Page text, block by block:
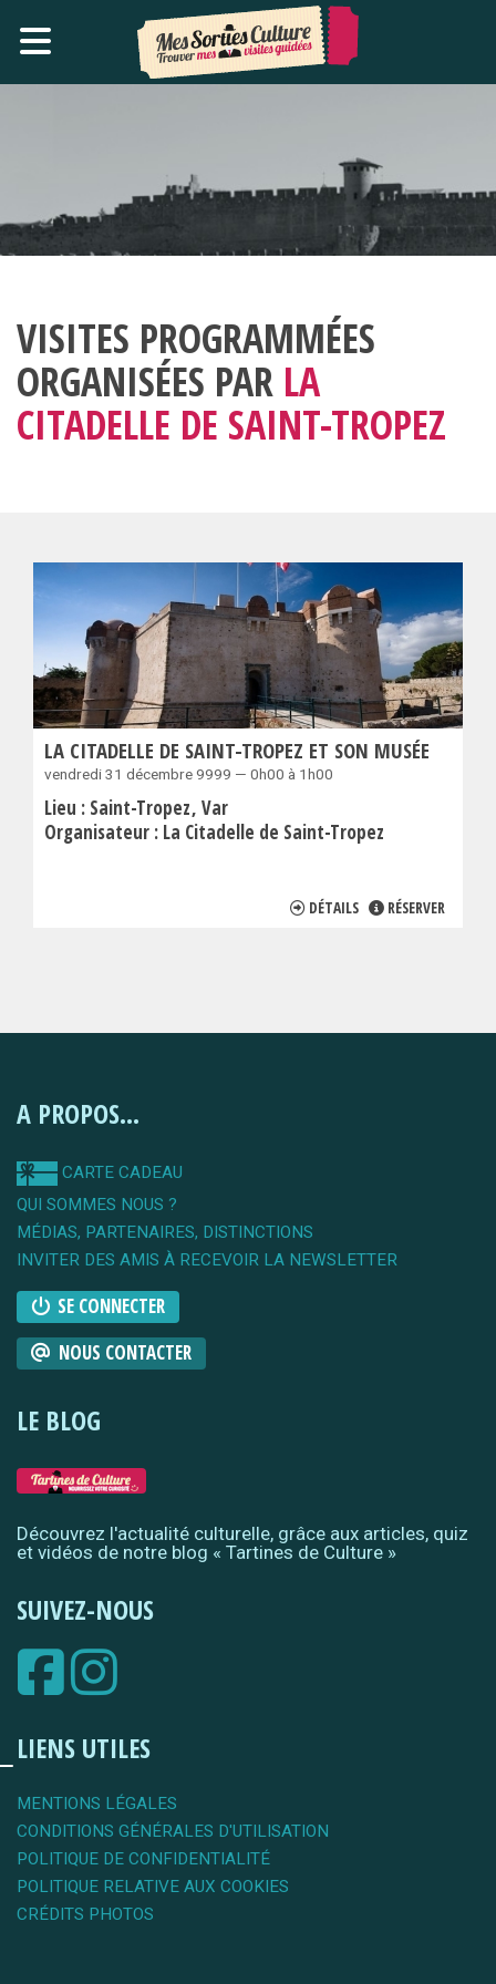
VISITES PROGRAMMÉES
ORGANISÉES PAR LA
CITADELLE DE SAINT-TROPEZ
LA CITADELLE DE SAINT-TROPEZ ET SON MUSÉE
vendredi 31 décembre 9999 — 0h00 à 1h00
Lieu : Saint-Tropez Var
Organisateur : La Citadelle de Saint-Tropez
DÉTAILS RÉSERVER
A PROPOS...
CARTE CADEAU
QUI SOMMES NOUS ?
MÉDIAS, PARTENAIRES, DISTINCTIONS
INVITER DES AMIS À RECEVOIR LA NEWSLETTER
SE CONNECTER
NOUS CONTACTER
LE BLOG
Découvrez l'actualité culturelle, grâce aux articles, quiz
et vidéos de notre blog « Tartines de Culture »
SUIVEZ-NOUS
LIENS UTILES
MENTIONS LÉGALES
CONDITIONS GÉNÉRALES D'UTILISATION
POLITIQUE DE CONFIDENTIALITÉ
POLITIQUE RELATIVE AUX COOKIES
CRÉDITS PHOTOS